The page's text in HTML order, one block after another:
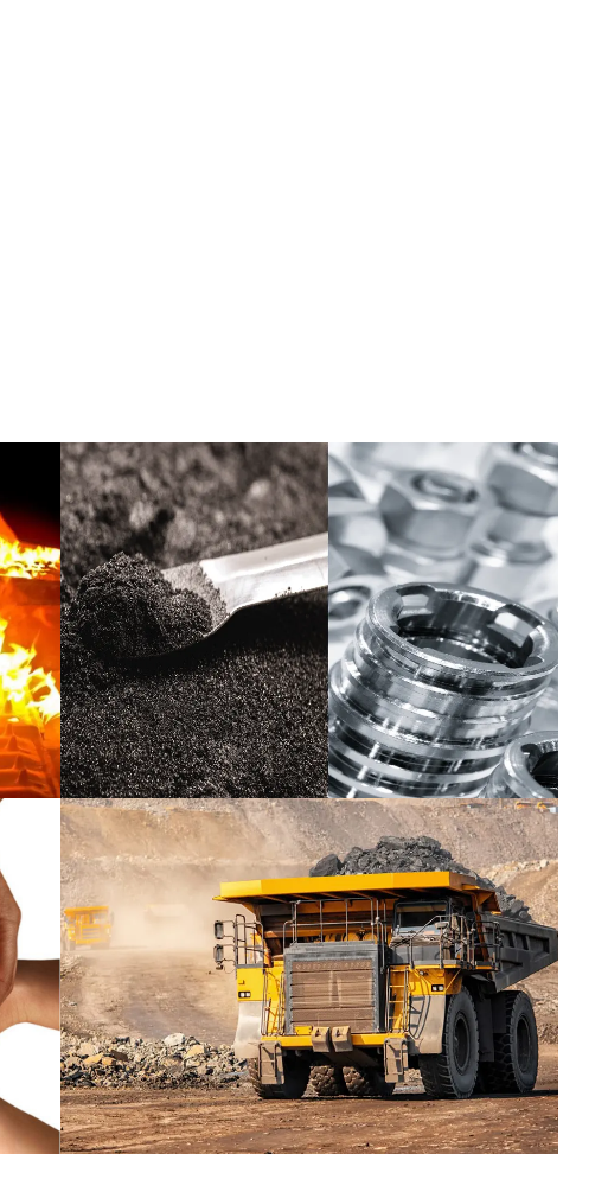
OTROS PRODUCTOS Y SERVICIOS